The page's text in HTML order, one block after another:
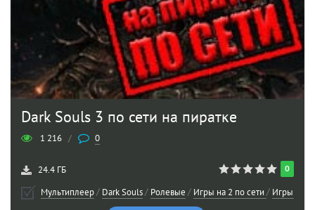
Dark Souls 3 по сети на пиратке
1 216 / 0
0
24.4 ГБ
Мультиплеер/ Dark Souls/ Ролевые / Игры на 2 по сети / Игры в